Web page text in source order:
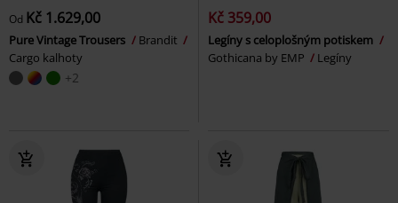
Od Kč 1.629,00
Pure Vintage Trousers
Brandit
Cargo kalhoty
+2
Kč 359,00
Legíny s celoplošným potiskem
Gothicana by EMP
Legíny